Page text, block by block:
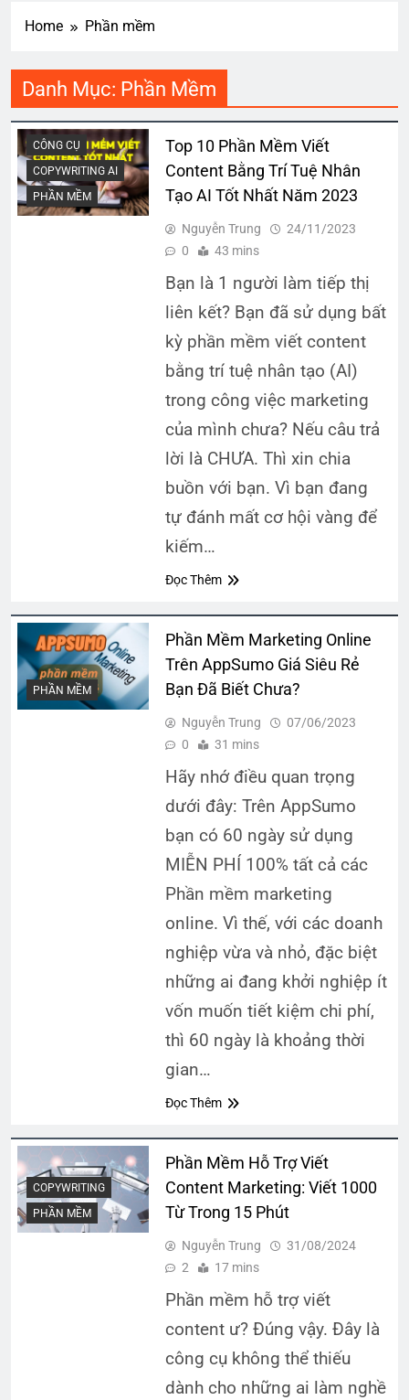
Home Phần mềm
Danh Mục: Phần Mềm
CÔNG CỤ
COPYWRITING AI
PHẦN MỀM
Top 10 Phần Mềm Viết
Content Bằng Trí Tuệ Nhân
Tạo AI Tốt Nhất Năm 2023
Nguyễn Trung
24/11/2023
0
43 mins
Bạn là 1 người làm tiếp thị
liên kết? Bạn đã sử dụng bất
kỳ phần mềm viết content
bằng trí tuệ nhân tạo (AI)
trong công việc marketing
của mình chưa? Nếu câu trả
lời là CHƯA. Thì xin chia
buồn với bạn. Vì bạn đang
tự đánh mất cơ hội vàng để
kiếm…
Đọc Thêm
PHẦN MỀM
Phần Mềm Marketing Online
Trên AppSumo Giá Siêu Rẻ
Bạn Đã Biết Chưa?
Nguyễn Trung
07/06/2023
0
31 mins
Hãy nhớ điều quan trọng
dưới đây: Trên AppSumo
bạn có 60 ngày sử dụng
MIỄN PHÍ 100% tất cả các
Phần mềm marketing
online. Vì thế, với các doanh
nghiệp vừa và nhỏ, đặc biệt
những ai đang khởi nghiệp ít
vốn muốn tiết kiệm chi phí,
thì 60 ngày là khoảng thời
gian…
Đọc Thêm
COPYWRITING
PHẦN MỀM
Phần Mềm Hỗ Trợ Viết
Content Marketing: Viết 1000
Từ Trong 15 Phút
Nguyễn Trung
31/08/2024
2
17 mins
Phần mềm hỗ trợ viết
content ư? Đúng vậy. Đây là
công cụ không thể thiếu
dành cho những ai làm nghề